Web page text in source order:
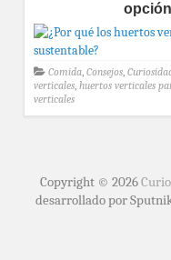
Comida, Consejos,
verticales, huertos verticales
verticales
Copyright © 2026
desarrollado por